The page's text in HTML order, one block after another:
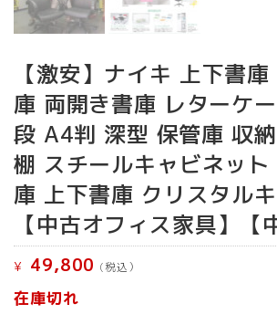
【激安】ナイキ 上下書
庫 両開き書庫 レターケ
段 A4判 深型 保管庫 収
棚 スチールキャビネッ
庫 上下書庫 クリスタル
【中古オフィス家具】【
¥ 49,800 (税込）
在庫切れ